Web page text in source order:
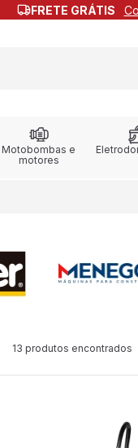
FRETE GRÁTIS
Motobombas e
motores
13 produtos encontrados